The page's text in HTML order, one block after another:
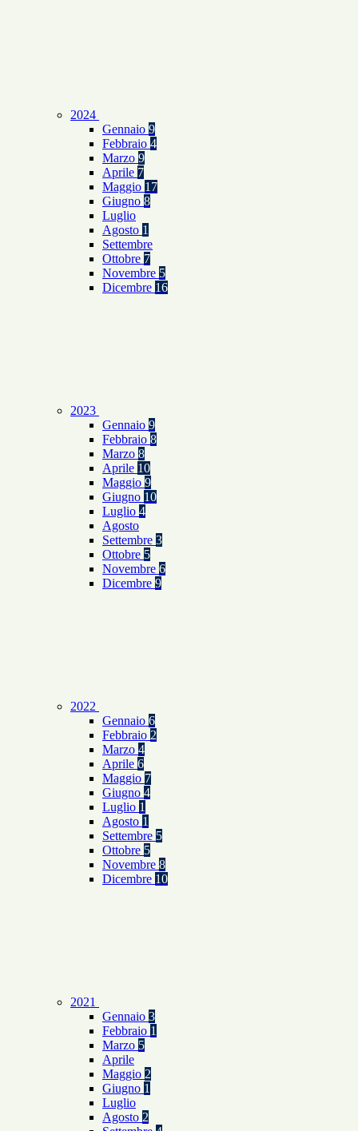
2024
Gennaio 9
Febbraio 4
Marzo 9
Aprile 7
Maggio 17
Giugno 8
Luglio
Agosto 1
Settembre
Ottobre 7
Novembre 5
Dicembre 16
2023
Gennaio 9
Febbraio 8
Marzo 8
Aprile 10
Maggio 9
Giugno 10
Luglio 4
Agosto
Settembre 3
Ottobre 5
Novembre 6
Dicembre 9
2022
Gennaio 6
Febbraio 2
Marzo 4
Aprile 6
Maggio 7
Giugno 4
Luglio 1
Agosto 1
Settembre 5
Ottobre 5
Novembre 8
Dicembre 10
2021
Gennaio 3
Febbraio 1
Marzo 5
Aprile
Maggio 2
Giugno 1
Luglio
Agosto 2